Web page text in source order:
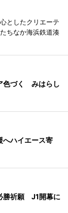
としたクリエーテ
ちなか海浜鉄道湊
色づく みはらし
へハイエース寄
勝祈願 J1開幕に